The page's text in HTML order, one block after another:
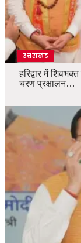
उत्तराखंड
हरिद्वार में
चरण प्रक्षालन…